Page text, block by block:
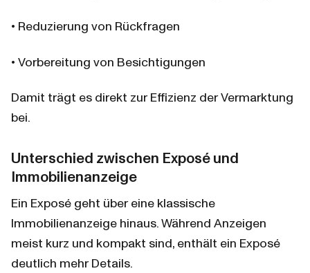
• Reduzierung von Rückfragen
• Vorbereitung von Besichtigungen
Damit trägt es direkt zur Effizienz der Vermarktung
bei.
Unterschied zwischen Exposé und
Immobilienanzeige
Ein Exposé geht über eine klassische
Immobilienanzeige hinaus. Während Anzeigen
meist kurz und kompakt sind, enthält ein Exposé
deutlich mehr Details.